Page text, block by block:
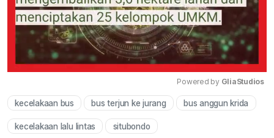
Mute
Powered by GliaStudios
kecelakaan bus bus terjun ke jurang bus anggun krida
kecelakaan lalu lintas situbondo